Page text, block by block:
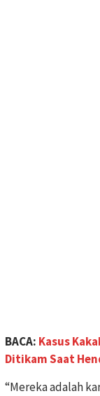
BACA: Kasus
Ditikam Saat
“Mereka adalah